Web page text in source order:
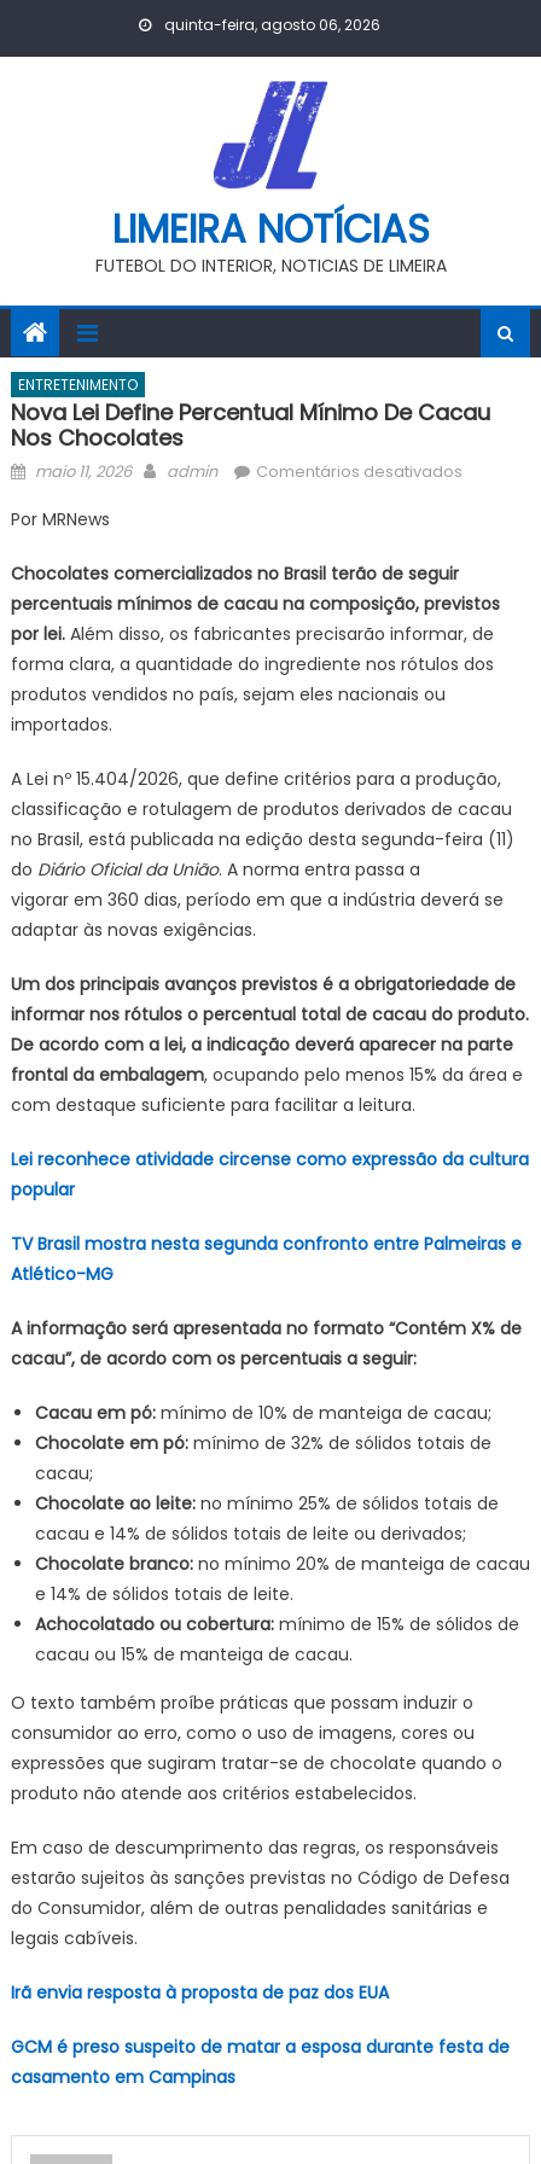
quinta-feira, agosto 06, 2026
LIMEIRA NOTÍCIAS
FUTEBOL DO INTERIOR, NOTICIAS DE LIMEIRA
ENTRETENIMENTO
Nova Lei Define Percentual Mínimo De Cacau
Nos Chocolates
Posted
maio 11, 2026 Author
admin Comentários desativadosem
mínimo
de
cacau
Por MRNews
Chocolates comercializados no Brasil terão de seguir
percentuais mínimos de cacau na composição, previstos
por lei.Além disso, os fabricantes precisarão informar, de
forma clara, a quantidade do ingrediente nos rótulos dos
produtos vendidos no país, sejam eles nacionais ou
importados.
A Lei nº 15.404/2026, que define critérios para a produção,
classificação e rotulagem de produtos derivados de cacau
no Brasil, está publicada na edição desta segunda-feira (11)
do Diário Oficial da União. A norma entra passa a
vigorar em 360 dias, período em que a indústria deverá se
adaptar às novas exigências.
Um dos principais avanços previstos é a obrigatoriedade de
informar nos rótulos o percentual total de cacau do produto.
De acordo com a lei, a indicação deverá aparecer na parte
frontal da embalagem, ocupando pelo menos 15% da área e
com destaque suficiente para facilitar a leitura.
Lei reconhece atividade circense como expressão da cultura
popular
TV Brasil mostra nesta segunda confronto entre Palmeiras e
Atlético-MG
A informação será apresentada no formato “Contém X% de
cacau”, de acordo com os percentuais a seguir:
Cacau em pó:mínimo de 10% de manteiga de cacau;
Chocolate em pó:mínimo de 32% de sólidos totais de
cacau;
Chocolate ao leite:no mínimo 25% de sólidos totais de
cacau e 14% de sólidos totais de leite ou derivados;
Chocolate branco:no mínimo 20% de manteiga de cacau
e 14% de sólidos totais de leite.
Achocolatado ou cobertura: mínimo de 15% de sólidos de
cacau ou 15% de manteiga de cacau.
O texto também proíbe práticas que possam induzir o
consumidor ao erro, como o uso de imagens, cores ou
expressões que sugiram tratar-se de chocolate quando o
produto não atende aos critérios estabelecidos.
Em caso de descumprimento das regras, os responsáveis
estarão sujeitos às sanções previstas no Código de Defesa
do Consumidor, além de outras penalidades sanitárias e
legais cabíveis.
Irã envia resposta à proposta de paz dos EUA
GCM é preso suspeito de matar a esposa durante festa de
casamento em Campinas